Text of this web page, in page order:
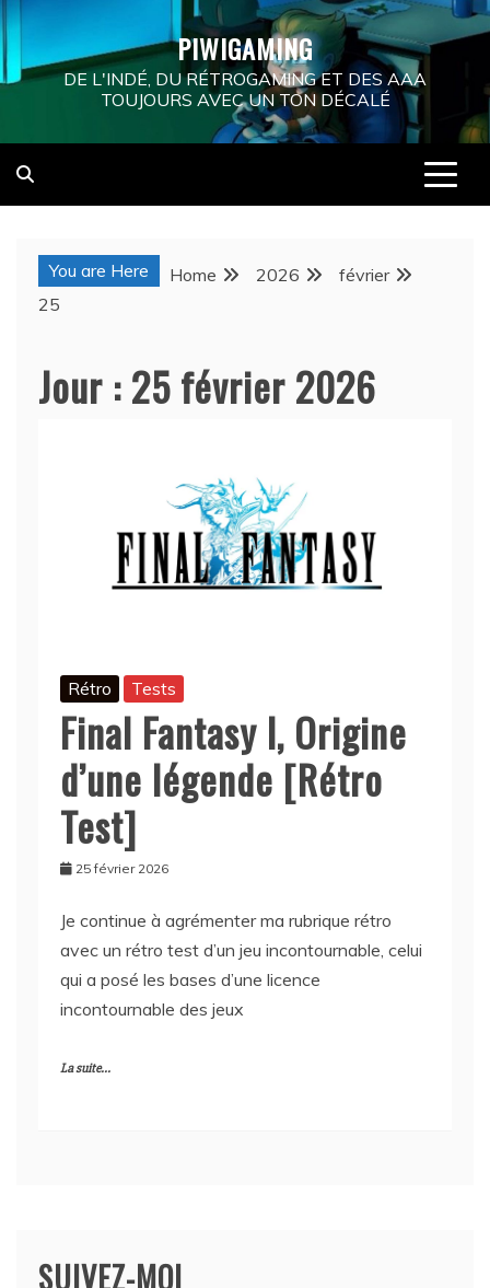
Skip
to
content
PIWIGAMING
DE L'INDÉ, DU RÉTROGAMING ET DES AAA
TOUJOURS AVEC UN TON DÉCALÉ
You are Here Home 2026
février
25
Jour :25 février 2026
Rétro Tests
Final Fantasy I, Origine
d’une légende [Rétro
Test]
25 février 2026
Je continue à agrémenter ma rubrique rétro
avec un rétro test d’un jeu incontournable, celui
qui a posé les bases d’une licence
incontournable des jeux
La suite...
SUIVEZ-MOI